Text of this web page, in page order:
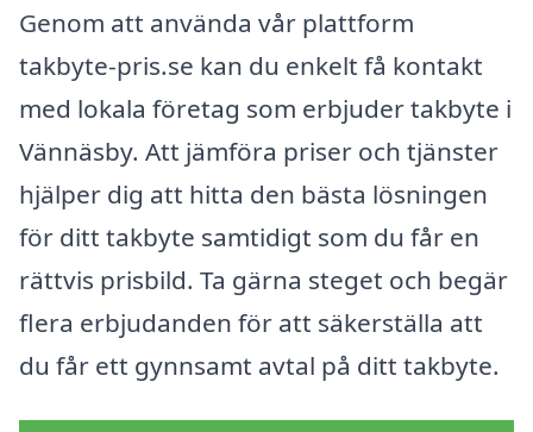
Genom att använda vår plattform
takbyte-pris.se kan du enkelt få kontakt
med lokala företag som erbjuder takbyte i
Vännäsby. Att jämföra priser och tjänster
hjälper dig att hitta den bästa lösningen
för ditt takbyte samtidigt som du får en
rättvis prisbild. Ta gärna steget och begär
flera erbjudanden för att säkerställa att
du får ett gynnsamt avtal på ditt takbyte.